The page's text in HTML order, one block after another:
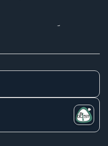
ключи без
кровать +
белья до Wi-Fi
«Чкалова»